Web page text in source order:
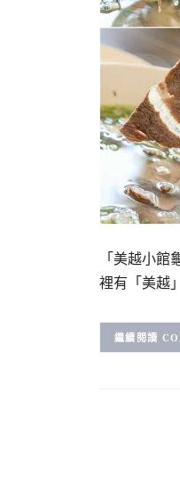
「美越小
裡有「美越